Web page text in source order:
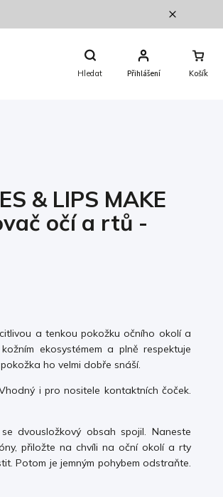
Hledat
Nákupní
Košík
Přihlášení
& LIPS MAKE
očí a rtů -
a tenkou pokožku očního okolí a
ekosystémem a plně respektuje
ho velmi dobře snáší.
i pro nositele kontaktních čoček.
dvousložkový obsah spojil. Naneste
přiložte na chvíli na oční okolí a rty
Potom je jemným pohybem odstraňte.